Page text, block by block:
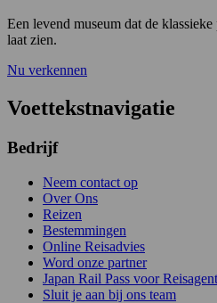
Een levend museum dat de
laat zien.
Nu verkennen
Voettekstnavigatie
Bedrijf
Neem contact op
Over Ons
Reizen
Bestemmingen
Online Reisadvies
Word onze partner
Japan Rail Pass voor
Sluit je aan bij ons team